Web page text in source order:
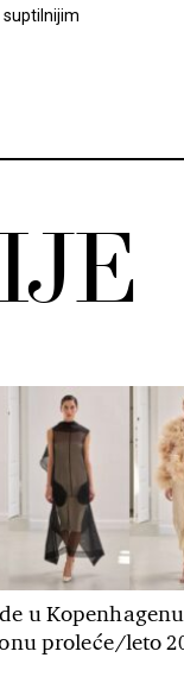
suptilnijim
u Kopenhagenu
proleće/leto